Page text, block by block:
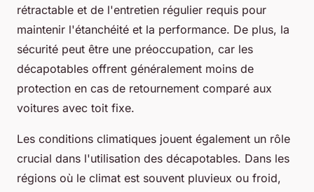
rétractable et de l'entretien régulier requis pour
maintenir l'étanchéité et la performance. De plus, la
sécurité peut être une préoccupation, car les
décapotables offrent généralement moins de
protection en cas de retournement comparé aux
voitures avec toit fixe.
Les conditions climatiques jouent également un rôle
crucial dans l'utilisation des décapotables. Dans les
régions où le climat est souvent pluvieux ou froid,